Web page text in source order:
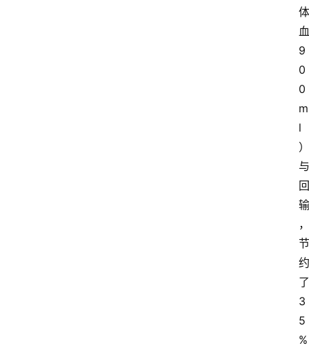
体
血
9
0
0
m
l
）
与
回
输
，
节
约
了
3
5
%